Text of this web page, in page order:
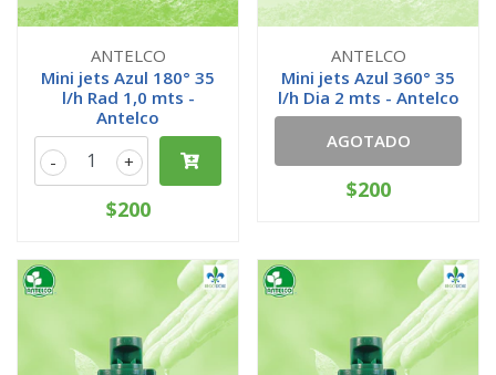
ANTELCO
Mini jets Azul 180° 35
l/h Rad 1,0 mts -
Antelco
+
-
$200
ANTELCO
Mini jets Azul 360° 35
l/h Dia 2 mts - Antelco
AGOTADO
$200